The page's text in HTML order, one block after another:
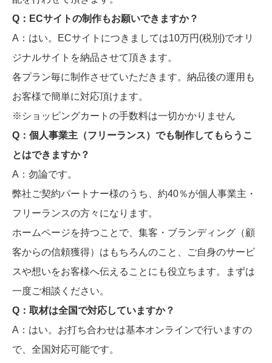
Q：ECサイトの制作もお願いできますか？
​A：はい。ECサイトにつきましては10万円(税別)でオリ
ジナルサイトを納品させて頂きます。
各プラン毎に制作させていただきます。納品後の運用も
お客様で簡単に対応頂けます。
​※ショッピングカートの手数料は一切かかりません
​Q：個人事業主（フリーランス）でも制作してもらうこ
とはできますか？
​A：勿論です。
弊社ご契約パートナー様のうち、約40％が個人事業主・
フリーランスの方々になります。
ホームページを持つことで、集客・ブランディング（顧
客からの信頼獲得）はもちろんのこと、ご自身のサービ
スや想いをお客様へ伝えることにも役立ちます。まずは
一度ご相談ください。
​Q：取材は全国で対応していますか？
​A：はい。お打ち合わせは基本オンラインで行いますの
で、全国対応可能です。